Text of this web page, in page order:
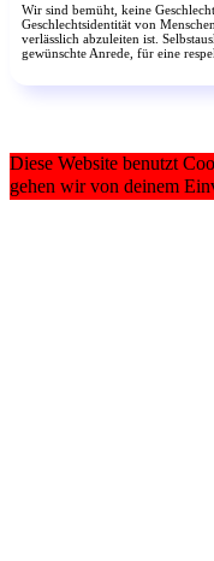
Wir sind bemüht, keine
Geschlechtsidentität von
verlässlich abzuleiten ist.
gewünschte Anrede, für eine
Diese Website benutzt
gehen wir von deinem